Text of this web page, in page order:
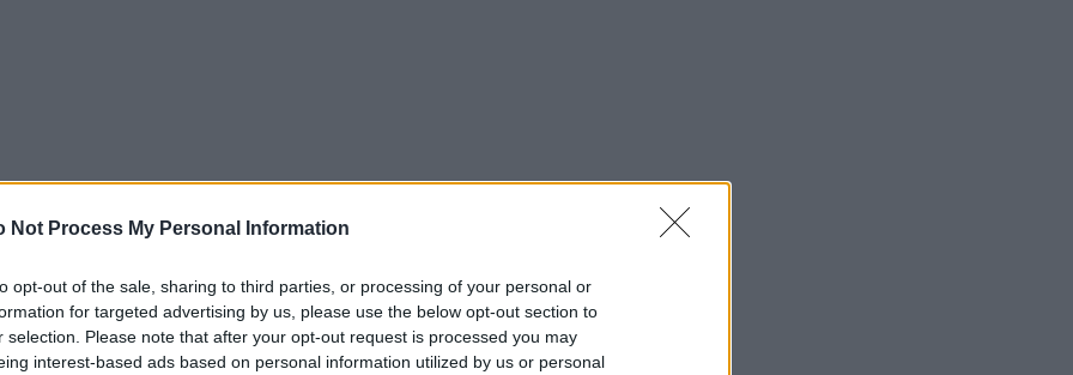
Not Process My Personal Information
opt-out of the sale, sharing to third parties, or processing of your personal or
for targeted advertising by us, please use the below opt-out section to
selection. Please note that after your opt-out request is processed you may
interest-based ads based on personal information utilized by us or personal